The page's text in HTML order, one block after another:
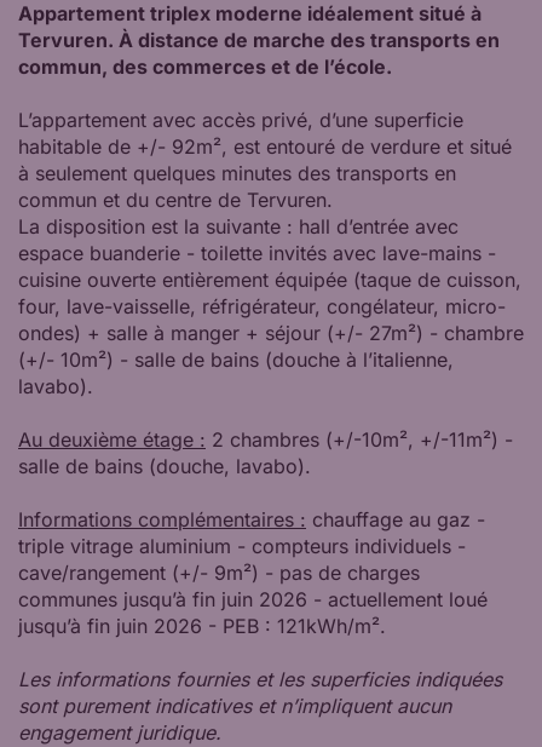
Appartement triplex moderne idéalement situé à
Tervuren. À distance de marche des transports en
commun, des commerces et de l’école.
L’appartement avec accès privé, d’une superficie
habitable de +/- 92m², est entouré de verdure et situé
à seulement quelques minutes des transports en
commun et du centre de Tervuren.
La disposition est la suivante : hall d’entrée avec
espace buanderie - toilette invités avec lave-mains -
cuisine ouverte entièrement équipée (taque de cuisson,
four, lave-vaisselle, réfrigérateur, congélateur, micro-
ondes) + salle à manger + séjour (+/- 27m²) - chambre
(+/- 10m²) - salle de bains (douche à l’italienne,
lavabo).
Au deuxième étage : 2 chambres (+/-10m², +/-11m²) -
salle de bains (douche, lavabo).
Informations complémentaires : chauffage au gaz -
triple vitrage aluminium - compteurs individuels -
cave/rangement (+/- 9m²) - pas de charges
communes jusqu’à fin juin 2026 - actuellement loué
jusqu’à fin juin 2026 - PEB : 121kWh/m².
Les informations fournies et les superficies indiquées
sont purement indicatives et n’impliquent aucun
engagement juridique.